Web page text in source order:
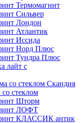
Термомагнит
Сильвер
Лондон
Атлантик
Иссида
Норд Плюс
Тундра Плюс
лайт с
со стеклом Скандия
стеклом
Шторм
ЛОФТ
КЛАССИК антик